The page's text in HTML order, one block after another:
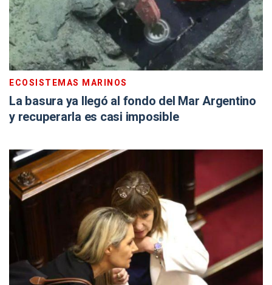
ECOSISTEMAS MARINOS
La basura ya llegó al fondo del Mar Argentino
y recuperarla es casi imposible